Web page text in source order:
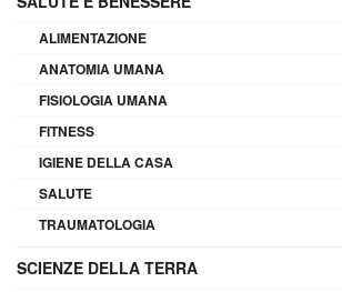
ALIMENTAZIONE
ANATOMIA UMANA
FISIOLOGIA UMANA
FITNESS
IGIENE DELLA CASA
SALUTE
TRAUMATOLOGIA
SCIENZE DELLA TERRA